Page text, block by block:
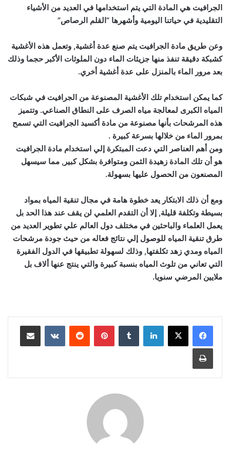
الجرافيت هي المادة التي يتم استخدامها في العديد من الأشياء
التقليدية في حياتنا اليومية وأشهرها “القلم الرصاص”
وعن طريق مادة الجرافيت يتم صنع عدة أغشية, وتعمل هذه الأغشية
كشبكة دقيقة تنفذ منها جزيئات الماء دون الملوثات الأكبر حجما وذلك
بعد مرور الماء بالمنزل على عدة أغشية أخري.
كما يمكن استخدام تلك الأغشية المصنوعة من الجرافيت في شبكات
المياه الكبرى لمعالجة مياه الصرف على النطاق الصناعي. وتتميز
هذه المرشحات بأنها مصنوعة من مادة أكسيد الجرافيت التي تسمح
بمرور الماء من خلالها بسرعة كبيرة .
ومن أهم العناصر التي دعت المبتكرة إلي استخدام مادة الجرافيت
هو أن تلك المادة زهيدة الثمن ومتوافرة بشكل كبير, مما سيسهل
المصنعون من الحصول عليها بسهولة.
ومع أن ذلك الابتكار يعد خطوة هامة في مجال تنقية المياه بمواد
بسيطة وتكلفة قليلة, إلا أن التقدم العلمي لن يقف عند هذا الحد بل
يعمل العلماء والباحثين في مختلف دول العالم علي تطوير العديد من
طرق تنقية المياه للوصول إلي نتائج فعاله من حيث جودة مرشحات
المياه ومدي زهد تكلفتها, وذلك لسهولة تطبيقها في الدول الفقيرة
التي تعاني من تلوث المياه بنسبة كبيرة والتي ينتج عنها ألاف بل
ملايين المرضي سنويا.
لينكدإن بينتيريست